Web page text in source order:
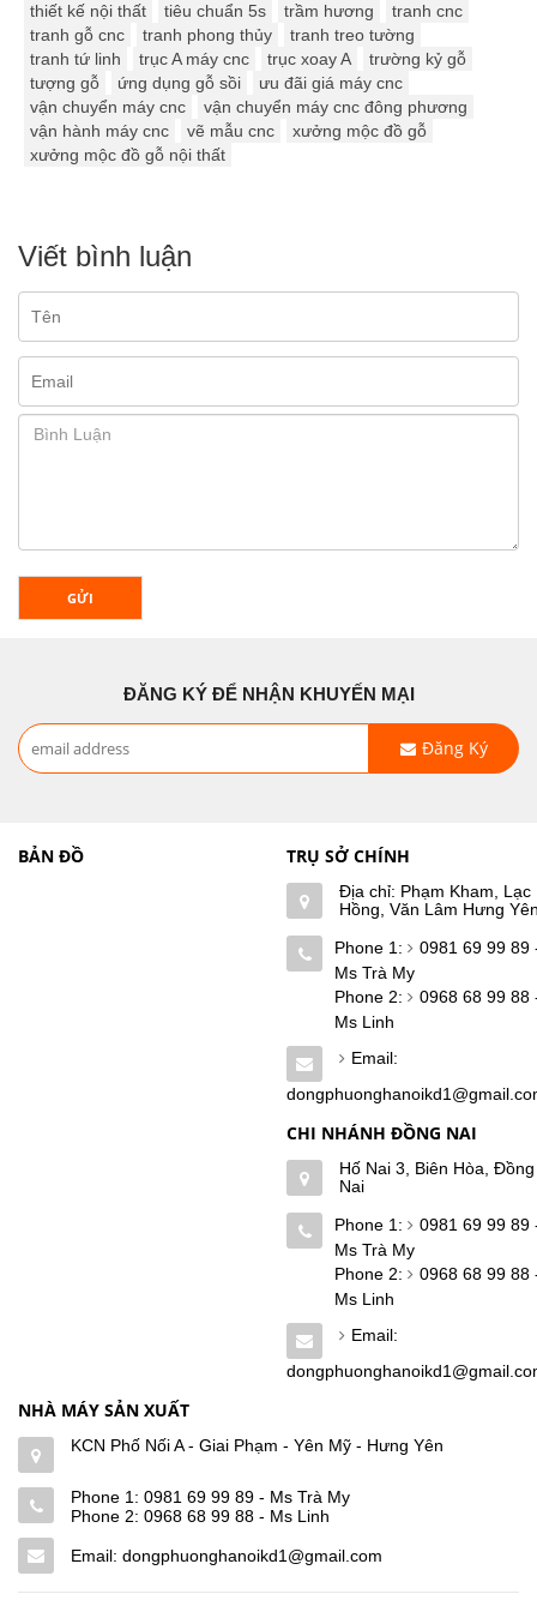
thiết kế nội thất tiêu chuẩn 5s trầm hương
tranh cnc
tranh gỗ cnc
tranh phong thủy
tranh treo tường
tranh tứ linh
trục A máy cnc trục xoay A
trường kỷ gỗ
tượng gỗ
ứng dụng gỗ sồi
ưu đãi giá máy cnc
vận chuyển máy cnc
vận chuyển máy cnc đông phương
vận hành máy cnc
vẽ mẫu cnc
xưởng mộc đồ gỗ
xưởng mộc đồ gỗ nội thất
Viết bình luận
GỬI
ĐĂNG KÝ ĐỂ NHẬN KHUYẾN MẠI
Đăng Ký
BẢN ĐỒ TRỤ SỞ CHÍNH
Địa chỉ: Phạm Kham, Lạc
Hồng, Văn Lâm Hưng
Phone 1:
0981 69 99 89
Ms Trà My
Phone 2:
0968 68 99 88
Ms Linh
Email:
CHI NHÁNH ĐỒNG NAI
Hố Nai 3, Biên Hòa, Đồng
Nai
Phone 1:
0981 69 99 89
Ms Trà My
Phone 2:
0968 68 99 88
Ms Linh
Email:
NHÀ MÁY SẢN XUẤT
KCN Phố Nối A - Giai Phạm - Yên Mỹ - Hưng Yên
Phone 1: 0981 69 99 89 - Ms Trà My
Phone 2: 0968 68 99 88 - Ms Linh
Email: dongphuonghanoikd1@gmail.com